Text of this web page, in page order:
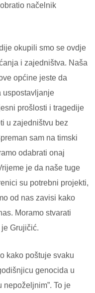
načelnik
okupili smo se ovdje
i zajedništva. Naša
općine jeste da
uspostavljanje
prošlosti i tragedije
u zajedništvu bez
sam na timski
odabrati onaj
je da naše tuge
su potrebni projekti,
od nas zavisi kako
Moramo stvarati
Grujičić.
kako poštuje svaku
genocida u
nepoželjnim”. To je